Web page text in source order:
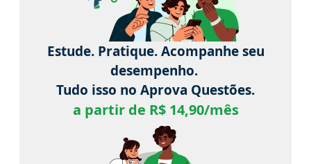
Estude. Pratique. Acompanhe seu
desempenho.
Tudo isso no Aprova Questões.
a partir de R$ 14,90/mês